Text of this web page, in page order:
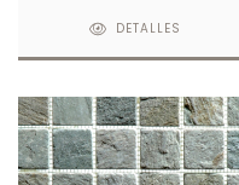
DETALLES